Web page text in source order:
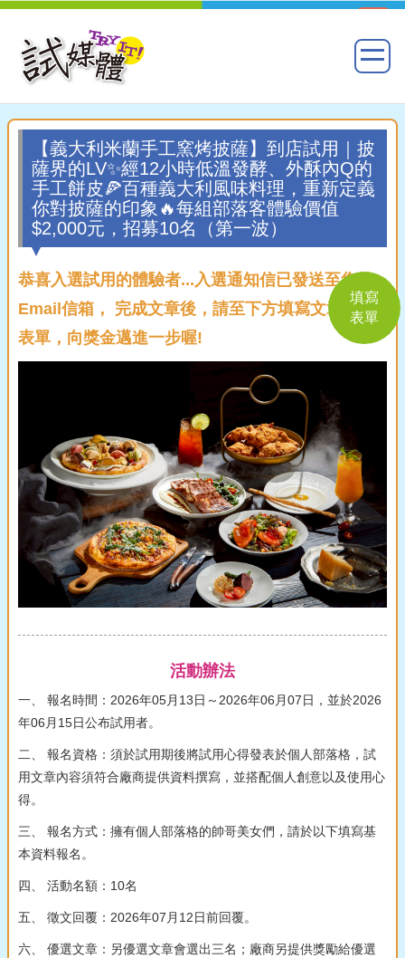
【義大利米蘭手工窯烤披薩】到店試用｜披
薩界的LV✨經12小時低溫發酵、外酥內Q的
手工餅皮🍕百種義大利風味料理，重新定義
你對披薩的印象🔥每組部落客體驗價值
$2,000元，招募10名（第一波）
恭喜入選試用的體驗者...入選通知信已發送至您的
Email信箱， 完成文章後，請至下方填寫文章回覆
表單，向獎金邁進一步喔!
活動辦法
一、 報名時間：2026年05月13日～2026年06月07日，並於2026
年06月15日公布試用者。
二、 報名資格：須於試用期後將試用心得發表於個人部落格，試
用文章內容須符合廠商提供資料撰寫，並搭配個人創意以及使用心
得。
三、 報名方式：擁有個人部落格的帥哥美女們，請於以下填寫基
本資料報名。
四、 活動名額：10名
五、 徵文回覆：2026年07月12日前回覆。
六、 優選文章：另優選文章會選出三名；廠商另提供獎勵給優選
填寫
表單